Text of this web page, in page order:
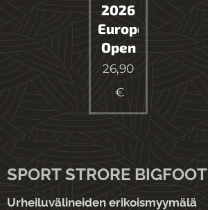
2026
European
Open
26,90
€
SPORT STRORE BIGFOOT
Urheiluvälineiden erikoismyymälä